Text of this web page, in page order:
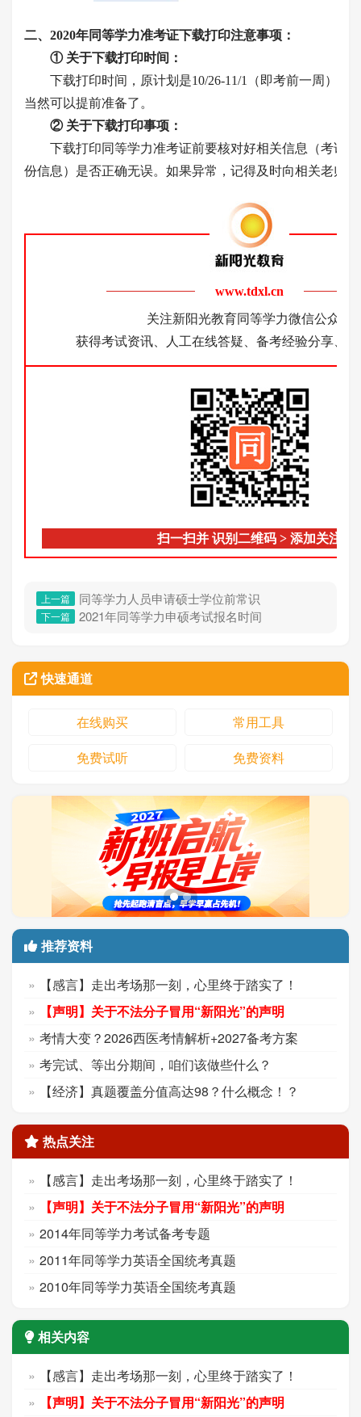
二、2020年同等学力准考证下载打印注意事项：
① 关于下载打印时间：
下载打印时间，原计划是10/26-11/1（即考前一周），
当然可以提前准备了。
② 关于下载打印事项：
下载打印同等学力准考证前要核对好相关信息（考试科
份信息）是否正确无误。如果异常，记得及时向相关老师
www.tdxl.cn
关注新阳光教育同等学力微信公众号
获得考试资讯、人工在线答疑、备考经验分享、
扫一扫并 识别二维码 > 添加关注
上一篇 同等学力人员申请硕士学位前常识
下一篇 2021年同等学力申硕考试报名时间
快速通道
在线购买
常用工具
免费试听
免费资料
推荐资料
【感言】走出考场那一刻，心里终于踏实了！
【声明】关于不法分子冒用“新阳光”的声明
考情大变？2026西医考情解析+2027备考方案
考完试、等出分期间，咱们该做些什么？
【经济】真题覆盖分值高达98？什么概念！？
热点关注
【感言】走出考场那一刻，心里终于踏实了！
【声明】关于不法分子冒用“新阳光”的声明
2014年同等学力考试备考专题
2011年同等学力英语全国统考真题
2010年同等学力英语全国统考真题
相关内容
【感言】走出考场那一刻，心里终于踏实了！
【声明】关于不法分子冒用“新阳光”的声明